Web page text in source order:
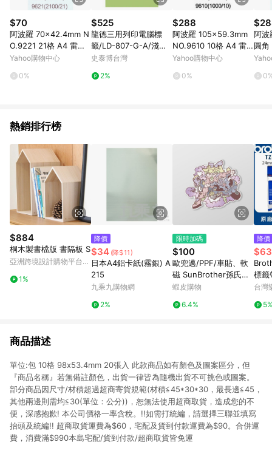
(6) 導購訂單已逾 365 天，根據台灣樂天回饋規定，逾期訂單將
不符合回饋資格。 (7) 若上述或其他原因，致使消費者無接收到
點數回饋或點數回饋有爭議，台灣樂天市場保有更改條款與法律
追訴之權利，活動詳情以樂天市場網站公告為準。
$70
阿波羅 70x42.4mm N
O.9221 21格 A4 雷射
噴墨影印自黏標籤貼紙
Yahoo購物中心
0%
$525
龍德三用列印電腦標
籤/LD-807-G-A/淺綠/
3格/105張/盒
史泰博台灣
2%
$288
阿波羅 105×59.3mm
NO.9610 10格 A4 雷
射噴墨影印自黏標籤貼
Yahoo購物中心
0%
阿
圓
4 雷
熱銷排行榜
$884
桐木製書檔版 書隔板 S
亞洲跨境設計購物平台
1%
降價
$34 (降$11)
日本A4鋁卡紙(霧銀) A
215
九乘九購物網
2%
限時加碼
$100
歐兜邁/PPF/車貼、軟
磁 SunBrother孫氏兄
弟 3M 反光貼紙 防水
貼
蝦皮購物
6.4%
降價
標籤
字 )
台灣
商品描述
單位:包 10格 98x53.4mm 20張入 此款商品如有顏色及圖案區分，但
『商品名稱』若無備註顏色，出貨一律皆為隨機出貨不可挑色或圖案。
部分商品因尺寸/材積超過超商寄貨規範(材積≦45*30*30，最長邊≦45，
其他兩邊則需均≦30(單位：公分))，恕無法使用超商取貨，造成您的不
便，深感抱歉! 本公司價格一率含稅。!!如需打統編，請選擇三聯並填寫
抬頭及統編!! 超商取貨運費為$60，宅配及貨到付款運費為$90。合併運
費，消費滿$990本島宅配/貨到付款/超商取貨皆免運